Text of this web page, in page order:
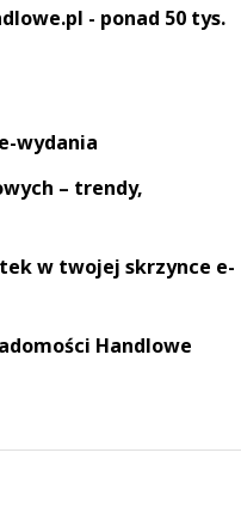
- ponad 50 tys.
wydania
– trendy,
w twojej skrzynce e-
Handlowe